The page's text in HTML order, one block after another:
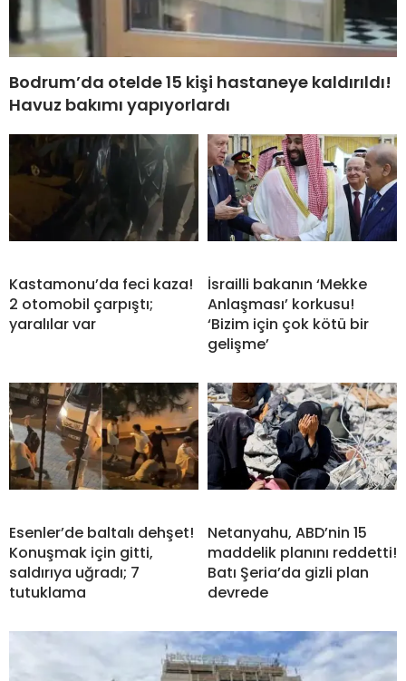
Bodrum’da otelde 15 kişi hastaneye kaldırıldı!
Havuz bakımı yapıyorlardı
Kastamonu’da feci kaza!
2 otomobil çarpıştı;
yaralılar var
İsrailli bakanın ‘Mekke
Anlaşması’ korkusu!
‘Bizim için çok kötü bir
gelişme’
Esenler’de baltalı dehşet!
Konuşmak için gitti,
saldırıya uğradı; 7
tutuklama
Netanyahu, ABD’nin 15
maddelik planını reddetti!
Batı Şeria’da gizli plan
devrede